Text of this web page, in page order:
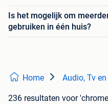
Is het mogelijk om
gebruiken in één huis?
Home Audio, Tv
236 resultaten voor